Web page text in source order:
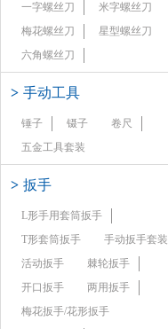
一字螺丝刀
米字螺丝刀
梅花螺丝刀
星型螺丝刀
六角螺丝刀
> 手动工具
锤子 镊子
卷尺
五金工具套装
> 扳手
L形手用套筒扳手
T形套筒扳手
手动扳手套装
活动扳手
棘轮扳手
开口扳手
两用扳手
梅花扳手/花形扳手